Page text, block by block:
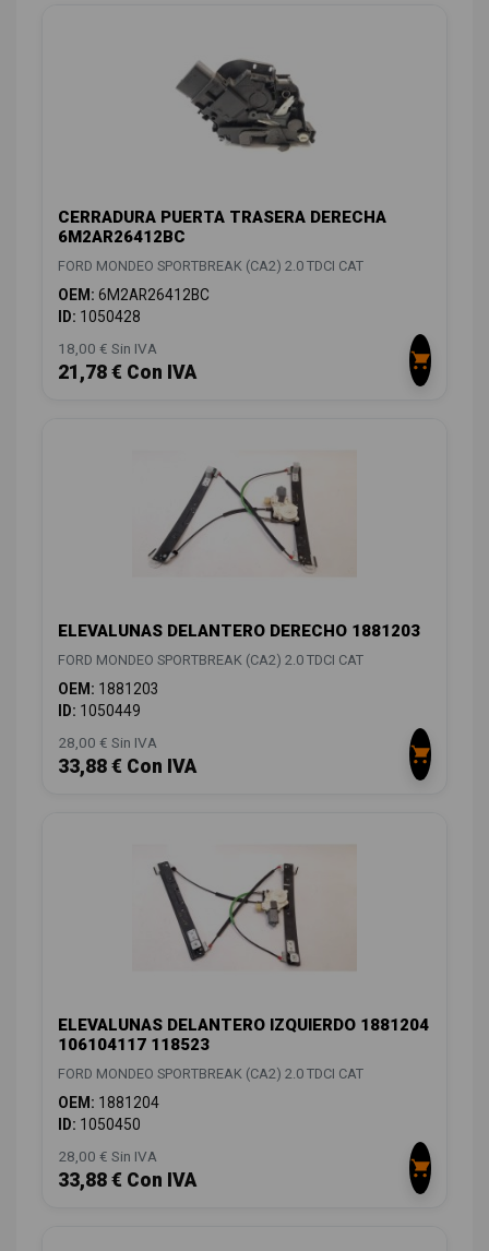
CERRADURA PUERTA TRASERA DERECHA
6M2AR26412BC
FORD MONDEO SPORTBREAK (CA2) 2.0 TDCI CAT
OEM: 6M2AR26412BC
ID: 1050428
18,00 € Sin IVA
21,78 € Con IVA
ELEVALUNAS DELANTERO DERECHO 1881203
FORD MONDEO SPORTBREAK (CA2) 2.0 TDCI CAT
OEM: 1881203
ID: 1050449
28,00 € Sin IVA
33,88 € Con IVA
ELEVALUNAS DELANTERO IZQUIERDO 1881204
106104117 118523
FORD MONDEO SPORTBREAK (CA2) 2.0 TDCI CAT
OEM: 1881204
ID: 1050450
28,00 € Sin IVA
33,88 € Con IVA